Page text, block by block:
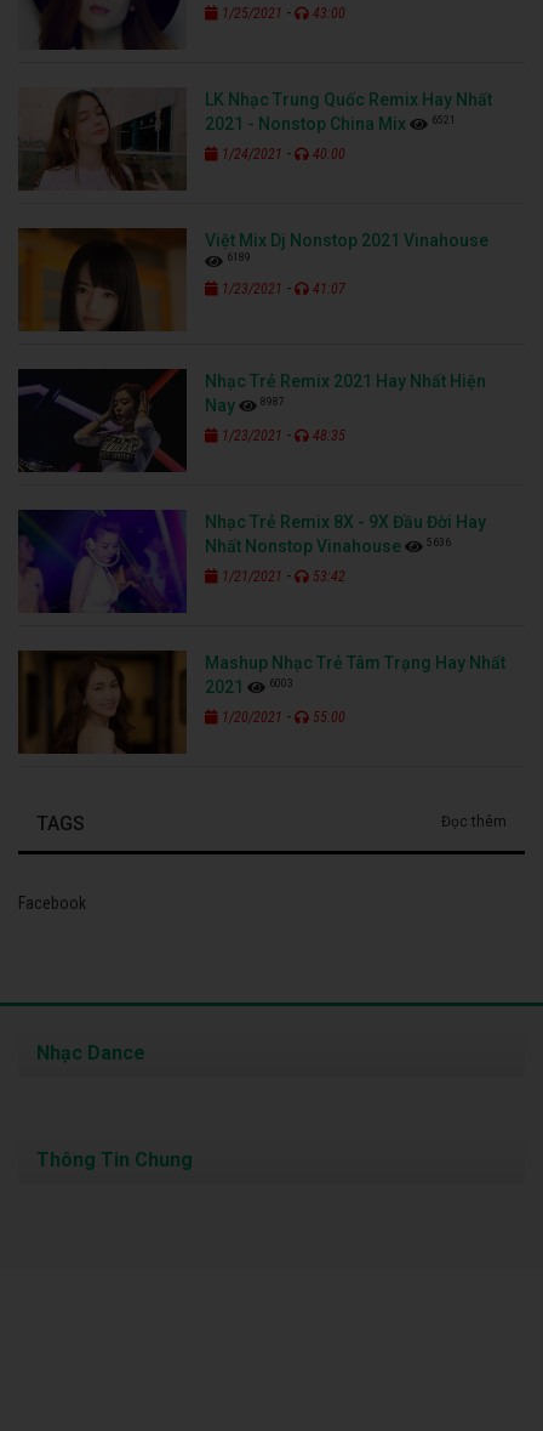
1/25/2021 - 43:00
LK Nhạc Trung Quốc Remix Hay Nhất
2021 - Nonstop China Mix
6521
1/24/2021 - 40:00
Việt Mix Dj Nonstop 2021 Vinahouse
6189
1/23/2021 - 41:07
Nhạc Trẻ Remix 2021 Hay Nhất Hiện
Nay
8987
1/23/2021 - 48:35
Nhạc Trẻ Remix 8X - 9X Đầu Đời Hay
Nhất Nonstop Vinahouse
5636
1/21/2021 - 53:42
Mashup Nhạc Trẻ Tâm Trạng Hay Nhất
2021
6003
1/20/2021 - 55:00
TAGS Đọc thêm
Facebook
Nhạc Dance
Thông Tin Chung